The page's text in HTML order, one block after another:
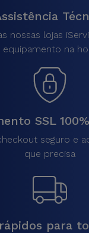
nossas lojas
equipamento na
SSL
seguro e
que precisa
para